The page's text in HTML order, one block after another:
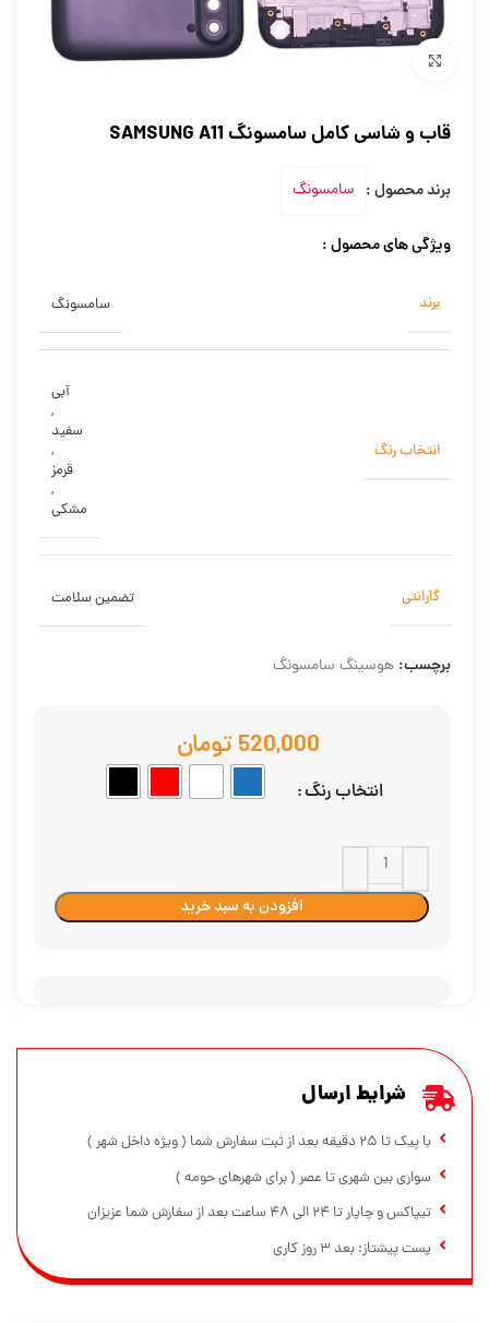
قاب و شاسی کامل سامسونگ SAMSUNG A11
برند محصول : سامسونگ
ویژگی های محصول :
برند سامسونگ
انتخاب رنگ
آبی
,
سفید
,
قرمز
,
مشکی
گارانتی تضمین سلامت
برچسب: هوسینگ سامسونگ
تومان
انتخاب رنگ
افزودن به سبد خرید
شرایط ارسال
با پیک تا ۲۵ دقیقه بعد از ثبت سفارش شما ( ویژه داخل شهر )
سواری بین شهری تا عصر ( برای شهرهای حومه )
تیپاکس و چاپار تا ۲۴ الی ۴۸ ساعت بعد از سفارش شما عزیزان
پست پیشتاز: بعد ۳ روز کاری